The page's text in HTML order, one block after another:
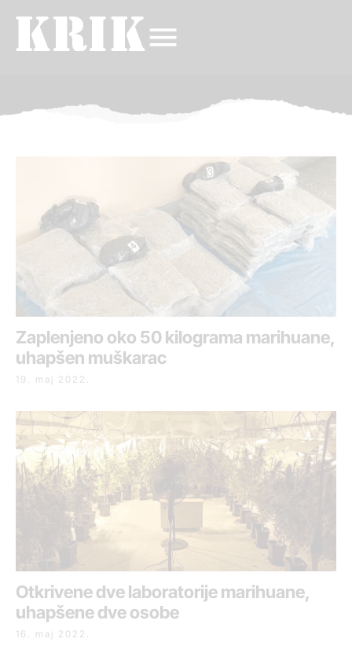
Zaplenjeno oko 50 kilograma marihuane,
uhapšen muškarac
19. maj 2022.
Otkrivene dve laboratorije marihuane,
uhapšene dve osobe
16. maj 2022.